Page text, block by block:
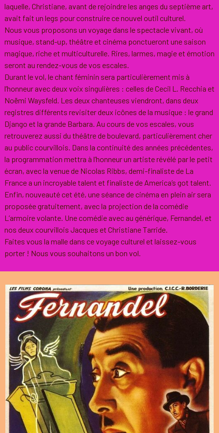
laquelle, Christiane, avant de rejoindre les anges du septième art,
avait fait un legs pour construire ce nouvel outil culturel.
Nous vous proposons un voyage dans le spectacle vivant, où
musique, stand-up, théâtre et cinéma ponctueront une saison
magique, riche et multiculturelle. Rires, larmes, magie et émotion
seront au rendez-vous de vos escales.
Durant le vol, le chant féminin sera particulièrement mis à
l’honneur avec deux voix singulières : celles de Cecil L. Recchia et
Noëmi Waysfeld. Les deux chanteuses viendront, dans deux
registres différents revisiter deux icônes de la musique : le grand
Django et la grande Barbara. Au cours de vos escales, vous
retrouverez aussi du théâtre de boulevard, particulièrement cher
au public courvillois. Dans la continuité des années précédentes,
la programmation mettra à l’honneur un artiste révélé par le petit
écran, avec la venue de Nicolas Ribbs, demi-finaliste de La
France a un incroyable talent et finaliste de America’s got talent.
Enfin, nouveauté cet été, une séance de cinéma en plein air sera
proposée gratuitement, avec la projection de la comédie
L’armoire volante. Une comédie avec au générique, Fernandel, et
nos deux courvillois Jacques et Christiane Tarride.
Faites vous la malle dans ce voyage culturel et laissez-vous
porter ! Nous vous souhaitons un bon vol.